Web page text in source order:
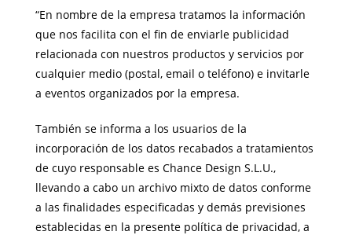
“En nombre de la empresa tratamos la información
que nos facilita con el fin de enviarle publicidad
relacionada con nuestros productos y servicios por
cualquier medio (postal, email o teléfono) e invitarle
a eventos organizados por la empresa.
También se informa a los usuarios de la
incorporación de los datos recabados a tratamientos
de cuyo responsable es Chance Design S.L.U.,
llevando a cabo un archivo mixto de datos conforme
a las finalidades especificadas y demás previsiones
establecidas en la presente política de privacidad, a